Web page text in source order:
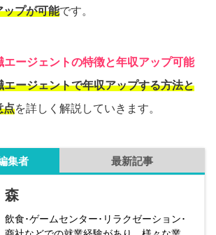
ップが可能です。
ージェントの特徴と年収アップ可能
ージェントで年収アップする方法と
点を詳しく解説していきます。
集者 最新記事
森
飲食･ゲームセンター･リラクゼーション･